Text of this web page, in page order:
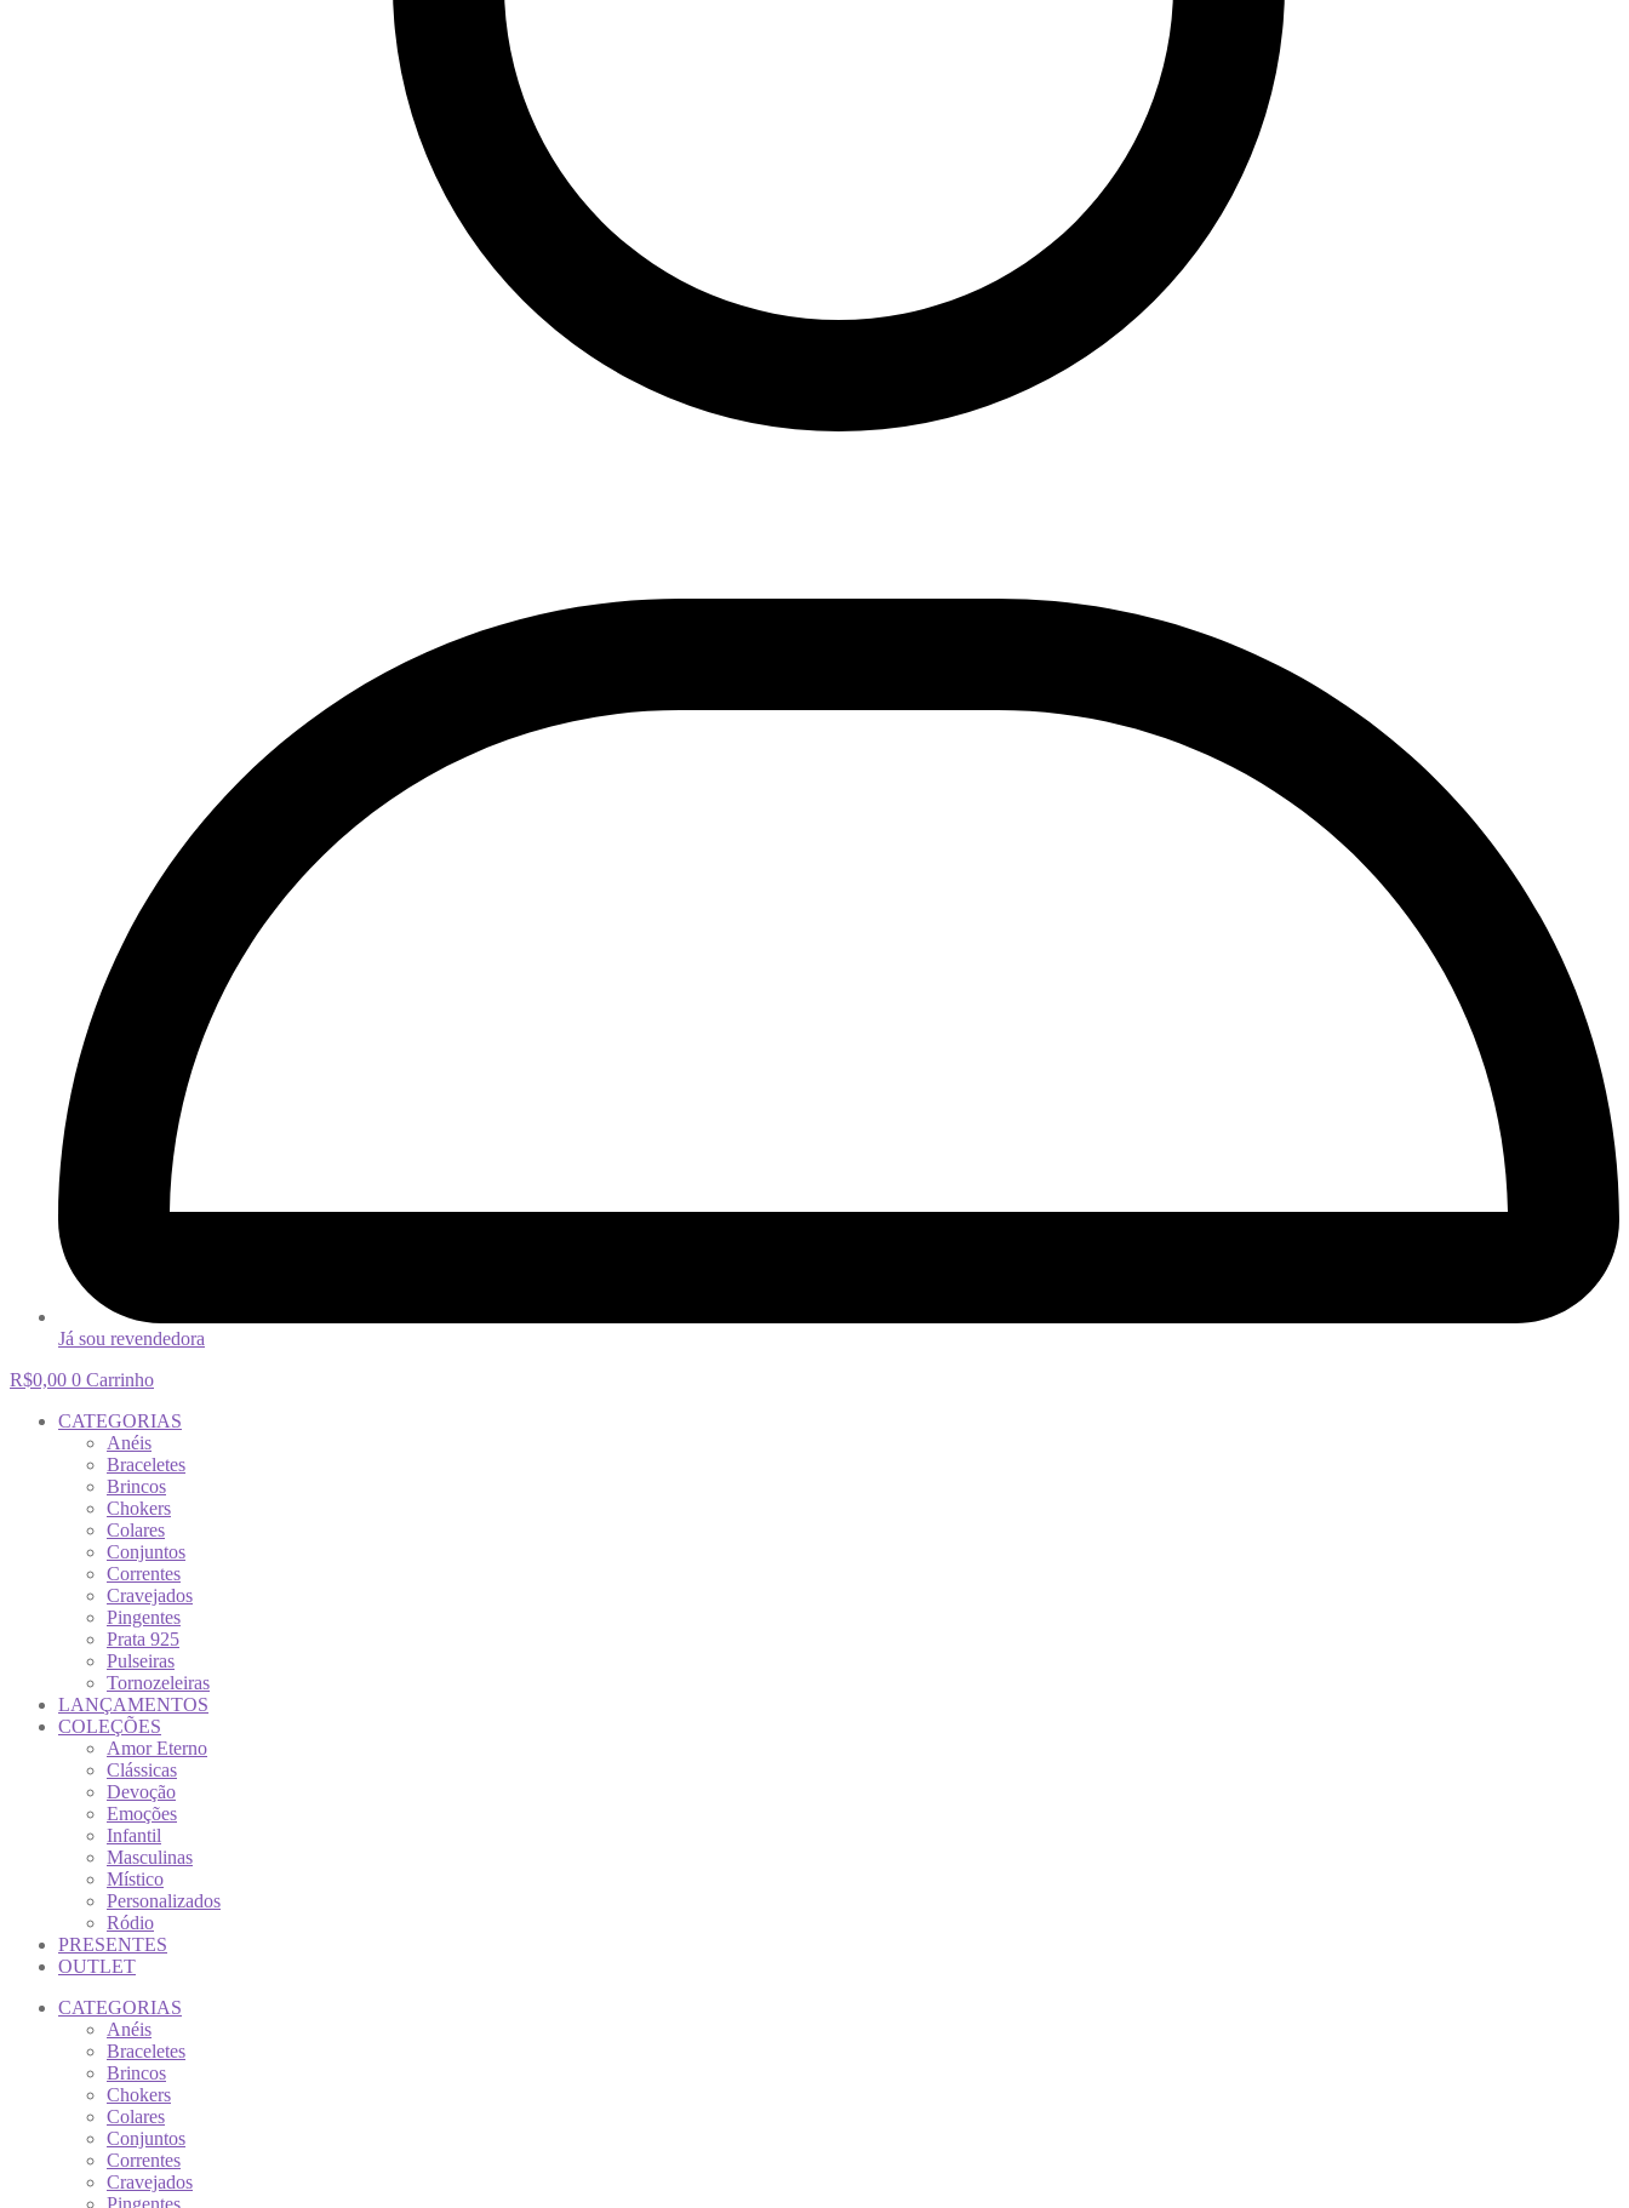
Já sou revendedora
R$0,00 0 Carrinho
CATEGORIAS
Anéis
Braceletes
Brincos
Chokers
Colares
Conjuntos
Correntes
Cravejados
Pingentes
Prata 925
Pulseiras
Tornozeleiras
LANÇAMENTOS
COLEÇÕES
Amor Eterno
Clássicas
Devoção
Emoções
Infantil
Masculinas
Místico
Personalizados
Ródio
PRESENTES
OUTLET
CATEGORIAS
Anéis
Braceletes
Brincos
Chokers
Colares
Conjuntos
Correntes
Cravejados
Pingentes